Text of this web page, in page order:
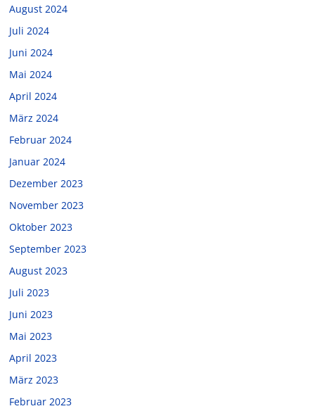
August 2024
Juli 2024
Juni 2024
Mai 2024
April 2024
März 2024
Februar 2024
Januar 2024
Dezember 2023
November 2023
Oktober 2023
September 2023
August 2023
Juli 2023
Juni 2023
Mai 2023
April 2023
März 2023
Februar 2023